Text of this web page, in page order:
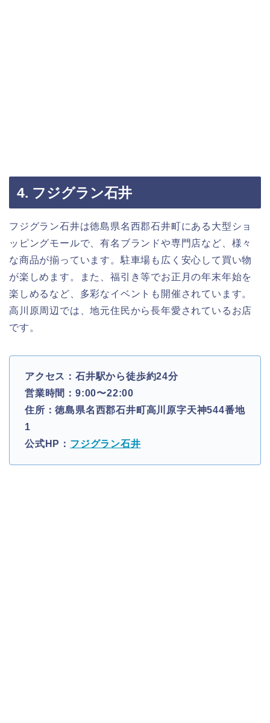
4. フジグラン石井
フジグラン石井は徳島県名西郡石井町にある大型ショ
ッピングモールで、有名ブランドや専門店など、様々
な商品が揃っています。駐車場も広く安心して買い物
が楽しめます。また、福引き等でお正月の年末年始を
楽しめるなど、多彩なイベントも開催されています。
高川原周辺では、地元住民から長年愛されているお店
です。
アクセス：石井駅から徒歩約24分
営業時間：9:00〜22:00
住所：徳島県名西郡石井町高川原字天神544番地
1
公式HP： フジグラン石井